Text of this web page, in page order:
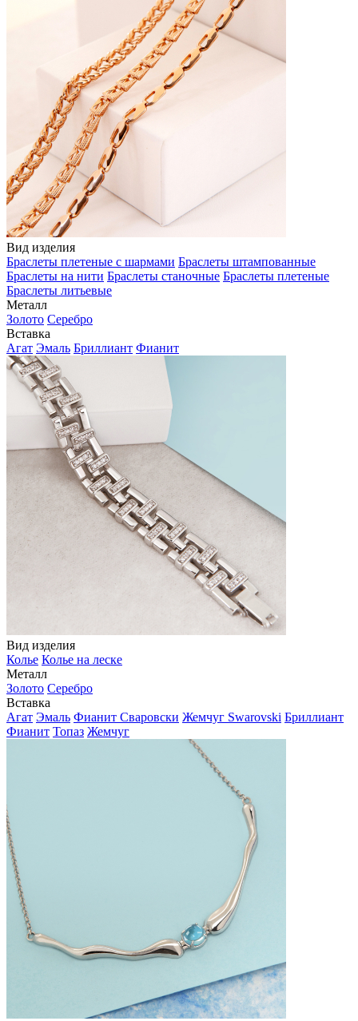
Вид изделия
Браслеты плетеные с шармами Браслеты штампованные
Браслеты на нити Браслеты станочные Браслеты плетеные
Браслеты литьевые
Металл
Золото Серебро
Вставка
Агат Эмаль Бриллиант Фианит
Вид изделия
Колье Колье на леске
Металл
Золото Серебро
Вставка
Агат Эмаль Фианит Сваровски Жемчуг Swarovski Бриллиант
Фианит Топаз Жемчуг